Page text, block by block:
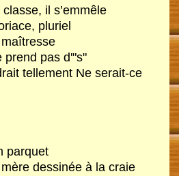
il s’emmêle
pluriel
prend pas d'"s"
tellement Ne serait-ce
parquet
dessinée à la craie